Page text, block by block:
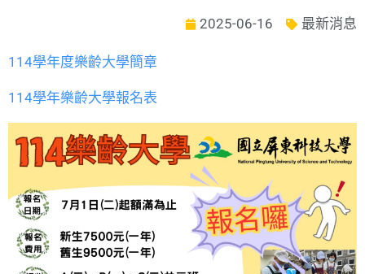
2025-06-16 最新消息
114學年度樂齡大學簡章
114學年樂齡大學報名表